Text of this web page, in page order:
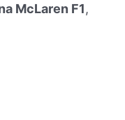
McLaren F1,